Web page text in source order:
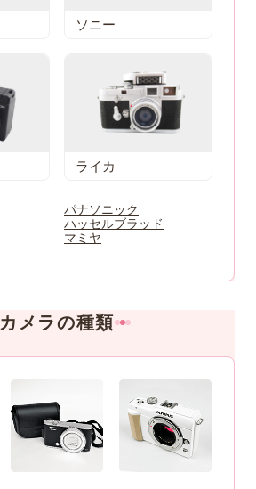
ソニー
ライカ
パナソニック
ハッセルブラッド
マミヤ
カメラの種類